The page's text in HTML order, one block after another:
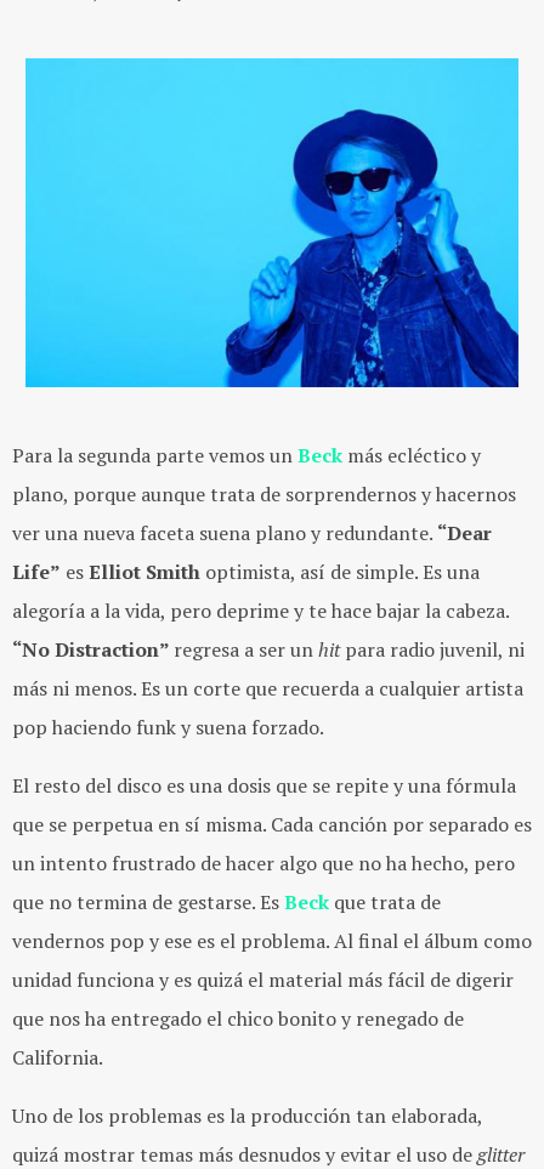
Para la segunda parte vemos unBeck más ecléctico y
plano, porque aunque trata de sorprendernos y hacernos
ver una nueva faceta suena plano y redundante. “Dear
Life” esElliot Smith optimista, así de simple. Es una
alegoría a la vida, pero deprime y te hace bajar la cabeza.
“No Distraction” regresa a ser unhitpara radio juvenil, ni
más ni menos. Es un corte que recuerda a cualquier artista
pop haciendo funk y suena forzado.
El resto del disco es una dosis que se repite y una fórmula
que se perpetua en sí misma. Cada canción por separado es
un intento frustrado de hacer algo que no ha hecho, pero
que no termina de gestarse. EsBeck que trata de
vendernos pop y ese es el problema. Al final el álbum como
unidad funciona y es quizá el material más fácil de digerir
que nos ha entregado el chico bonito y renegado de
California.
Uno de los problemas es la producción tan elaborada,
quizá mostrar temas más desnudos y evitar el uso deglitter